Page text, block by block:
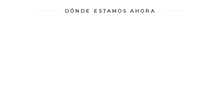
DÓNDE ESTAMOS AHORA